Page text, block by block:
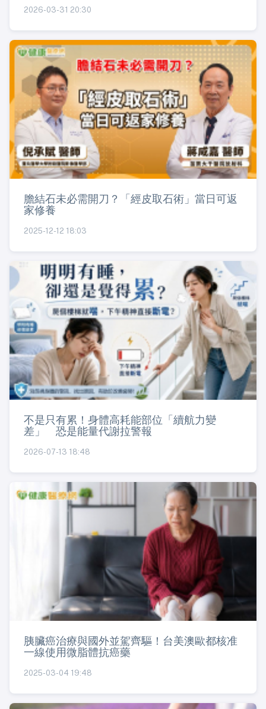
2026-03-31 20:30
膽結石未必需開刀？「經皮取石術」當日可返
家修養
2025-12-12 18:03
不是只有累！身體高耗能部位「續航力變
差」 恐是能量代謝拉警報
2026-07-13 18:48
胰臟癌治療與國外並駕齊驅！台美澳歐都核准
一線使用微脂體抗癌藥
2025-03-04 19:48